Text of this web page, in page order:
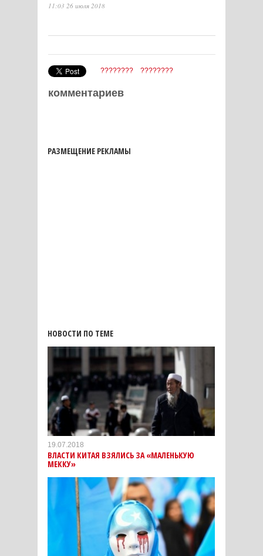
11:03 26 июля 2018
???????? ????????
комментариев
РАЗМЕЩЕНИЕ РЕКЛАМЫ
НОВОСТИ ПО ТЕМЕ
19.07.2018
ВЛАСТИ КИТАЯ ВЗЯЛИСЬ ЗА «МАЛЕНЬКУЮ
МЕККУ»